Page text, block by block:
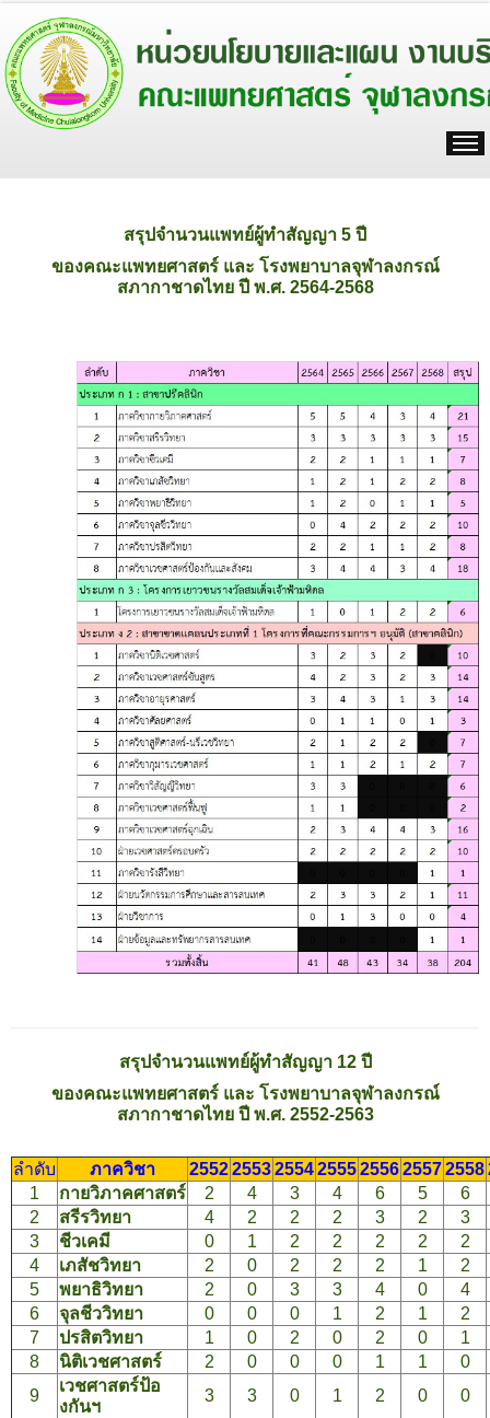
สรุปจำนวนแพทย์ผู้ทำสัญญา 5 ปี
ของคณะแพทยศาสตร์ และ โรงพยาบาลจุฬาลงกรณ์
สภากาชาดไทย ปี พ.ศ. 2564-2568
สรุปจำนวนแพทย์ผู้ทำสัญญา 12 ปี
ของคณะแพทยศาสตร์ และ โรงพยาบาลจุฬาลงกรณ์
สภากาชาดไทย ปี พ.ศ. 2552-2563
ลำดับ ภาควิชา 2552255325542555255625572558
1
กายวิภาคศาสตร์ 2 4 3 4 6 5
6
2
สรีรวิทยา 4 2 2 2 3 2
3
3
ชีวเคมี 0 1 2 2 2 2
2
4
เภสัชวิทยา 2 0 2 2 2 1
2
5
พยาธิวิทยา 2 0 3 3 4 0
4
6
จุลชีววิทยา 0 0 0 1 2 1
2
7
ปรสิตวิทยา 1 0 2 0 2 0
1
8
นิติเวชศาสตร์ 2 0 0 0 1 1
0
9
เวชศาสตร์ป้อ
งกันฯ
3 3 0 1 2 0 0